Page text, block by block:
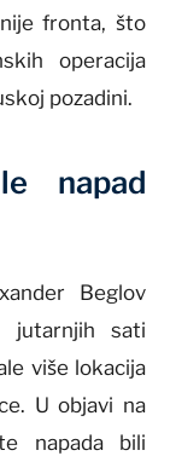
fronta, što
operacija
pozadini.
napad
Beglov
sati
više lokacija
U objavi na
napada bili